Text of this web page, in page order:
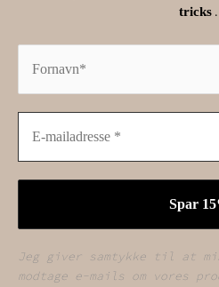
tricks .
Jeg giver samtykke til at
modtage e-mails om vores